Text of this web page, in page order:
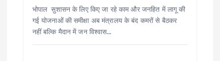
भोपाल सुशासन के लिए किए जा रहे काम और जनहित में लागू की
गई योजनाओं की समीक्षा अब मंत्रालय के बंद कमरों से बैठकर
नहीं बल्कि मैदान में जन विश्वास…